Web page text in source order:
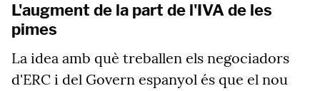
L'augment de la part de l'IVA de les
pimes
La idea amb què treballen els negociadors
d'ERC i del Govern espanyol és que el nou